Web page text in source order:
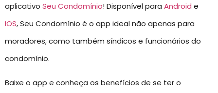
aplicativo Seu Condomínio! Disponível para Android e
IOS, Seu Condomínio é o app ideal não apenas para
moradores, como também síndicos e funcionários do
condomínio.
Baixe o app e conheça os benefícios de se ter o